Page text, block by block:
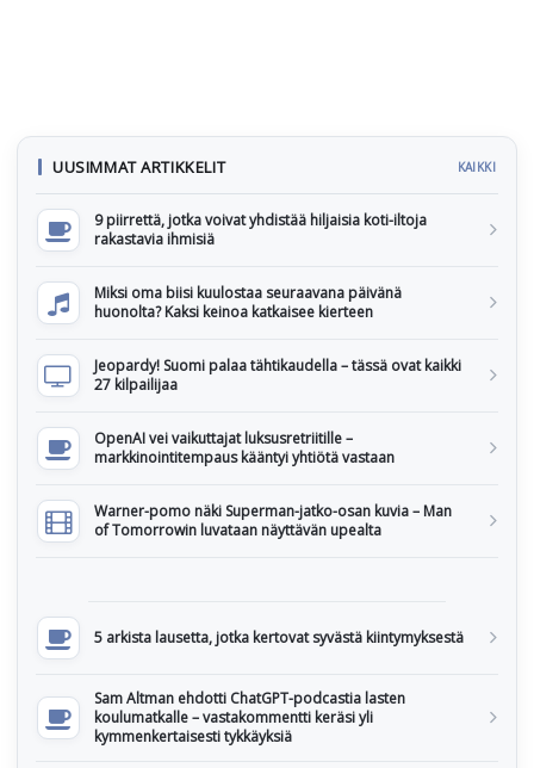
UUSIMMAT ARTIKKELIT KAIKKI
9 piirrettä, jotka voivat yhdistää hiljaisia koti-iltoja
rakastavia ihmisiä
Miksi oma biisi kuulostaa seuraavana päivänä
huonolta? Kaksi keinoa katkaisee kierteen
Jeopardy! Suomi palaa tähtikaudella – tässä ovat kaikki
27 kilpailijaa
OpenAI vei vaikuttajat luksusretriitille –
markkinointitempaus kääntyi yhtiötä vastaan
Warner-pomo näki Superman-jatko-osan kuvia – Man
of Tomorrowin luvataan näyttävän upealta
5 arkista lausetta, jotka kertovat syvästä kiintymyksestä
Sam Altman ehdotti ChatGPT-podcastia lasten
koulumatkalle – vastakommentti keräsi yli
kymmenkertaisesti tykkäyksiä